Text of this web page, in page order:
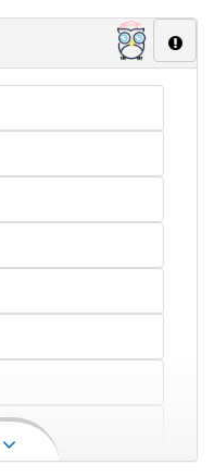
US-amerikanischer
Mehr lesen